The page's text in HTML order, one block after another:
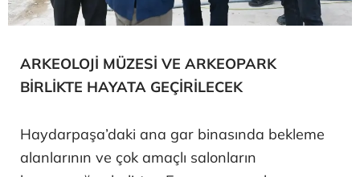
ARKEOLOJİ MÜZESİ VE ARKEOPARK
BİRLİKTE HAYATA GEÇİRİLECEK
Haydarpaşa’daki ana gar binasında bekleme
alanlarının ve çok amaçlı salonların